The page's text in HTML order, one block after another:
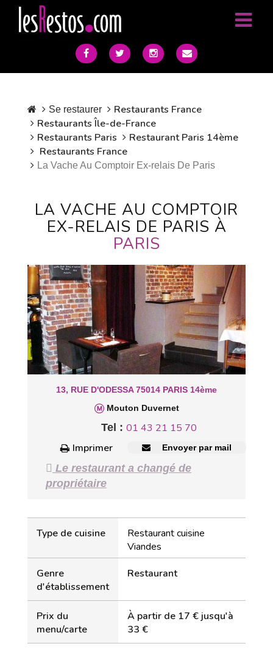
Se restaurer
Restaurants France
Restaurants Île-de-France
Restaurants Paris
Restaurant Paris 14ème
Restaurants France
La Vache Au Comptoir Ex-relais De Paris
LA VACHE AU COMPTOIR
EX-RELAIS DE PARIS À
PARIS
13, RUE D'ODESSA 75014 PARIS 14ème
Mouton Duvernet
Tel : 01 43 21 15 70
Imprimer
Envoyer par mail
Le restaurant a changé de
propriétaire
Type de cuisine
Restaurant cuisine
Viandes
Genre
d'établissement
Restaurant
Prix du
menu/carte
À partir de 17 € jusqu'à
33 €